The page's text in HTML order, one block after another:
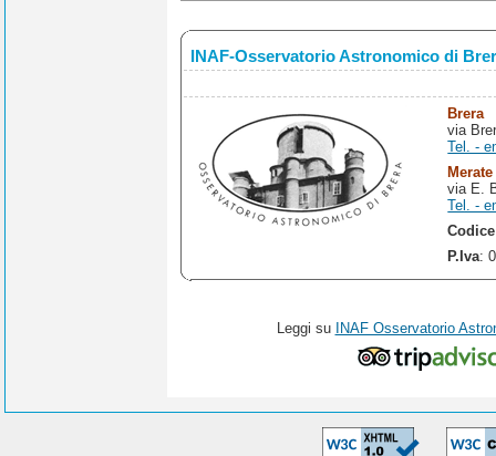
INAF-Osservatorio Astronomico di
Brera
via
Tel. -
Merate
via E.
Tel. -
P.Iva:
Leggi su INAF Osservatorio